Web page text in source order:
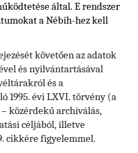
által. E rendszer
a Nébih-hez kell
követően az adatok
és nyilvántartásával
és a
1995. évi LXVI. törvény (a
közérdekű archiválás,
céljából, illetve
cikkére figyelemmel.